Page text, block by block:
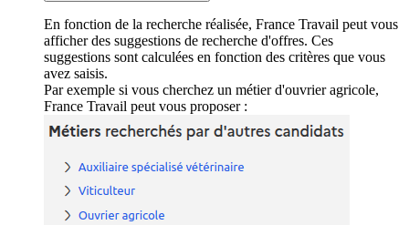
En fonction de la recherche réalisée, France Travail peut vous
afficher des suggestions de recherche d'offres. Ces
suggestions sont calculées en fonction des critères que vous
avez saisis.
Par exemple si vous cherchez un métier d'ouvrier agricole,
France Travail peut vous proposer :